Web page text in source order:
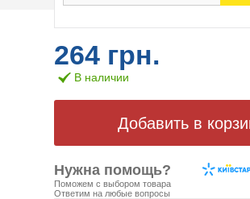
264 грн.
В наличии
Нужна помощь?
Поможем с выбором товара
Ответим на любые вопросы
ОТ 499 ГРН. БЕСПЛАТНАЯ!